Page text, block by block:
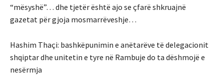
“mësyshë”… dhe tjetër është ajo se çfarë shkruajnë
gazetat për gjoja mosmarrëveshje…
Hashim Thaçi: bashkëpunimin e anëtarëve të delegacionit
shqiptar dhe unitetin e tyre në Rambuje do ta dëshmojë e
nesërmja